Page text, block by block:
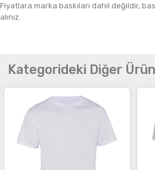
Fiyatlara marka baskıları dahil değildir,
alınız.
Kategorideki Diğer